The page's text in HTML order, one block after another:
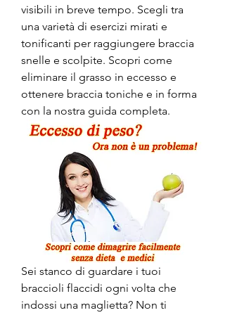
visibili in breve tempo. Scegli tra
una varietà di esercizi mirati e
tonificanti per raggiungere braccia
snelle e scolpite. Scopri come
eliminare il grasso in eccesso e
ottenere braccia toniche e in forma
con la nostra guida completa.
Sei stanco di guardare i tuoi
braccioli flaccidi ogni volta che
indossi una maglietta? Non ti